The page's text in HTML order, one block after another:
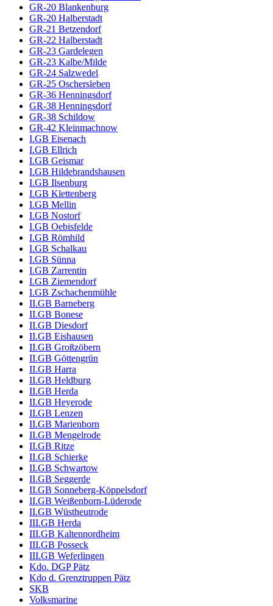
GR-20 Blankenburg
GR-20 Halberstadt
GR-21 Betzendorf
GR-22 Halberstadt
GR-23 Gardelegen
GR-23 Kalbe/Milde
GR-24 Salzwedel
GR-25 Oschersleben
GR-36 Henningsdorf
GR-38 Henningsdorf
GR-38 Schildow
GR-42 Kleinmachnow
I.GB Eisenach
I.GB Ellrich
I.GB Geismar
I.GB Hildebrandshausen
I.GB Ilsenburg
I.GB Klettenberg
I.GB Mellin
I.GB Nostorf
I.GB Oebisfelde
I.GB Römhild
I.GB Schalkau
I.GB Sünna
I.GB Zarrentin
I.GB Ziemendorf
I.GB Zschachenmühle
II.GB Barneberg
II.GB Bonese
II.GB Diesdorf
II.GB Eishausen
II.GB Großzöbern
II.GB Göttengrün
II.GB Harra
II.GB Heldburg
II.GB Herda
II.GB Heyerode
II.GB Lenzen
II.GB Marienborn
II.GB Mengelrode
II.GB Ritze
II.GB Schierke
II.GB Schwartow
II.GB Seggerde
II.GB Sonneberg-Köppelsdorf
II.GB Weißenborn-Lüderode
II.GB Wüstheutrode
III.GB Herda
III.GB Kaltennordheim
III.GB Posseck
III.GB Weferlingen
Kdo. DGP Pätz
Kdo d. Grenztruppen Pätz
SKB
Volksmarine